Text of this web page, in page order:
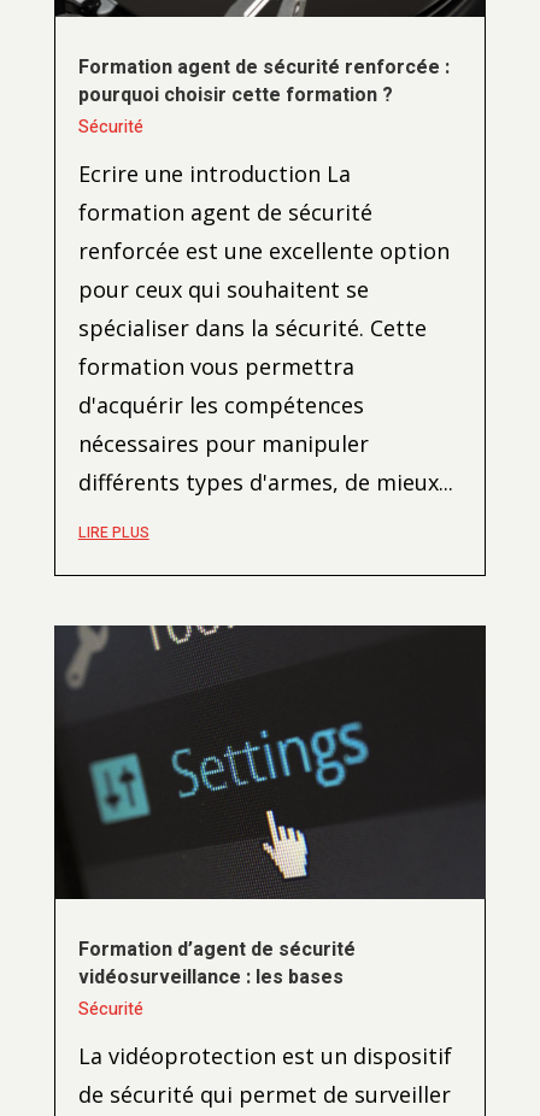
Formation agent de sécurité renforcée :
pourquoi choisir cette formation ?
Sécurité
Ecrire une introduction La
formation agent de sécurité
renforcée est une excellente option
pour ceux qui souhaitent se
spécialiser dans la sécurité. Cette
formation vous permettra
d'acquérir les compétences
nécessaires pour manipuler
différents types d'armes, de mieux...
LIRE PLUS
Formation d’agent de sécurité
vidéosurveillance : les bases
Sécurité
La vidéoprotection est un dispositif
de sécurité qui permet de surveiller